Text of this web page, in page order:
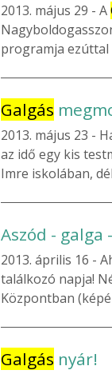
2013. május 29 A
programja ezúttal
Galgás
2013. május 23
az idő egy kis
Imre iskolában,
Aszód - galga
2013. április 16
találkozó napja!
Központban
Galgás nyár!